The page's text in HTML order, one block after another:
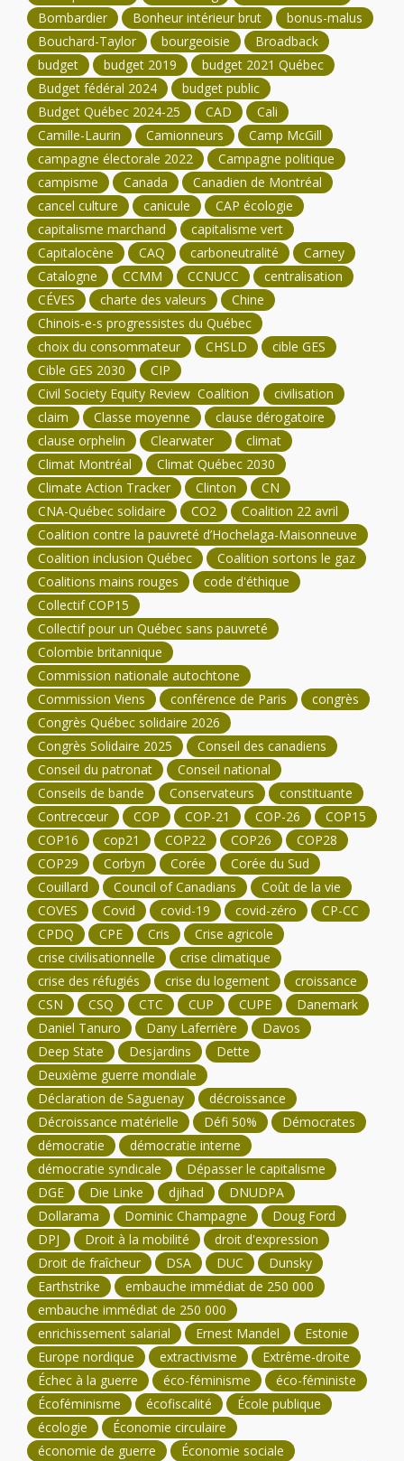
Bombardier
Bonheur intérieur brut
bonus-malus
Bouchard-Taylor
bourgeoisie
Broadback
budget
budget 2019
budget 2021 Québec
Budget fédéral 2024
budget public
Budget Québec 2024-25
CAD
Cali
Camille-Laurin
Camionneurs
Camp McGill
campagne électorale 2022
Campagne politique
campisme
Canada
Canadien de Montréal
cancel culture
canicule
CAP écologie
capitalisme marchand
capitalisme vert
Capitalocène
CAQ carboneutralité
Carney
Catalogne
CCMM CCNUCC
centralisation
CÉVES
charte des valeurs
Chine
Chinois-e-s progressistes du Québec
choix du consommateur
CHSLD
cible GES
Cible GES 2030
CIP
Civil Society Equity Review Coalition
civilisation
claim
Classe moyenne
clause dérogatoire
clause orphelin
Clearwater
climat
Climat Montréal
Climat Québec 2030
Climate Action Tracker
Clinton
CN
CNA-Québec solidaire
CO2
Coalition 22 avril
Coalition contre la pauvreté d’Hochelaga-Maisonneuve
Coalition inclusion Québec
Coalition sortons le gaz
Coalitions mains rouges
code d'éthique
Collectif COP15
Collectif pour un Québec sans pauvreté
Colombie britannique
Commission nationale autochtone
Commission Viens
conférence de Paris
congrès
Congrès Québec solidaire 2026
Congrès Solidaire 2025
Conseil des canadiens
Conseil du patronat
Conseil national
Conseils de bande
Conservateurs
constituante
Contrecœur
COP COP-21 COP-26
COP15
COP16
cop21 COP22 COP26
COP28
COP29
Corbyn Corée
Corée du Sud
Couillard
Council of Canadians
Coût de la vie
COVES
Covid covid-19 covid-zéro
CP-CC
CPDQ
CPE Cris
Crise agricole
crise civilisationnelle
crise climatique
crise des réfugiés
crise du logement
croissance
CSN
CSQ CTC CUP CUPE
Danemark
Daniel Tanuro
Dany Laferrière
Davos
Deep State
Desjardins
Dette
Deuxième guerre mondiale
Déclaration de Saguenay
décroissance
Décroissance matérielle
Défi 50%
Démocrates
démocratie
démocratie interne
démocratie syndicale
Dépasser le capitalisme
DGE
Die Linke djihad
DNUDPA
Dollarama
Dominic Champagne
Doug Ford
DPJ
Droit à la mobilité
droit d'expression
Droit de fraîcheur
DSA DUC
Dunsky
Earthstrike
embauche immédiat de 250 000
embauche immédiat de 250 000
enrichissement salarial
Ernest Mandel
Estonie
Europe nordique
extractivisme
Extrême-droite
Échec à la guerre
éco-féminisme
éco-féministe
Écoféminisme
écofiscalité
École publique
écologie
Économie circulaire
économie de guerre
Économie sociale